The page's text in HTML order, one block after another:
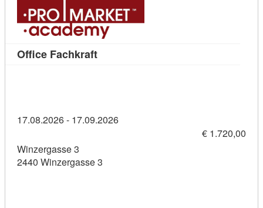
Office FachkraftKursdetail: Office Fachkraft
17.08.2026 - 17.09.2026
€ 1.720,00
Winzergasse 3
2440 Winzergasse 3